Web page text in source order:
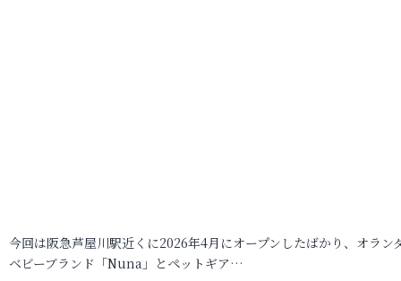
今回は阪急芦屋川駅近くに2026年4月にオープンしたばかり、オラン
ベビーブランド「Nuna」とペットギア…